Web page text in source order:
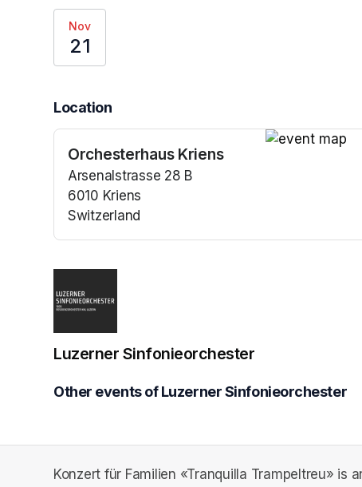
Nov
21
Location
Orchesterhaus Kriens
Arsenalstrasse 28 B
6010 Kriens
Switzerland
Luzerner Sinfonieorchester
Other events of Luzerner Sinfonieorchester
Konzert für Familien «Tranquilla Trampeltreu» is